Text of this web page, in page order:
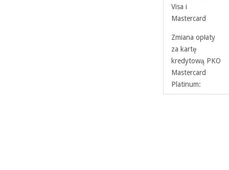
Visa i
Mastercard
Zmiana opłaty
za kartę
kredytową PKO
Mastercard
Platinum: